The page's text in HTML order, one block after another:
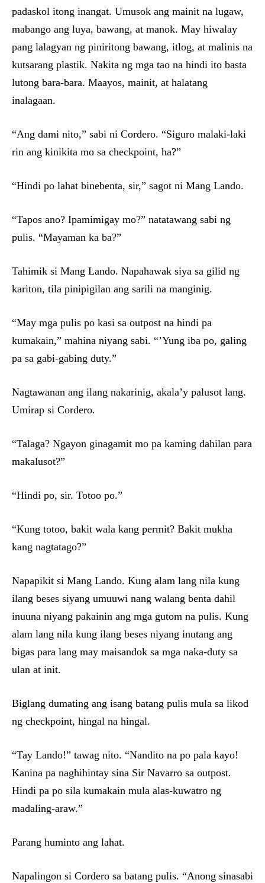
padaskol itong inangat. Umusok ang mainit na lugaw,
mabango ang luya, bawang, at manok. May hiwalay
pang lalagyan ng piniritong bawang, itlog, at malinis na
kutsarang plastik. Nakita ng mga tao na hindi ito basta
lutong bara-bara. Maayos, mainit, at halatang
inalagaan.
“Ang dami nito,” sabi ni Cordero. “Siguro malaki-laki
rin ang kinikita mo sa checkpoint, ha?”
“Hindi po lahat binebenta, sir,” sagot ni Mang Lando.
“Tapos ano? Ipamimigay mo?” natatawang sabi ng
pulis. “Mayaman ka ba?”
Tahimik si Mang Lando. Napahawak siya sa gilid ng
kariton, tila pinipigilan ang sarili na manginig.
“May mga pulis po kasi sa outpost na hindi pa
kumakain,” mahina niyang sabi. “’Yung iba po, galing
pa sa gabi-gabing duty.”
Nagtawanan ang ilang nakarinig, akala’y palusot lang.
Umirap si Cordero.
“Talaga? Ngayon ginagamit mo pa kaming dahilan para
makalusot?”
“Hindi po, sir. Totoo po.”
“Kung totoo, bakit wala kang permit? Bakit mukha
kang nagtatago?”
Napapikit si Mang Lando. Kung alam lang nila kung
ilang beses siyang umuuwi nang walang benta dahil
inuuna niyang pakainin ang mga gutom na pulis. Kung
alam lang nila kung ilang beses niyang inutang ang
bigas para lang may maisandok sa mga naka-duty sa
ulan at init.
Biglang dumating ang isang batang pulis mula sa likod
ng checkpoint, hingal na hingal.
“Tay Lando!” tawag nito. “Nandito na po pala kayo!
Kanina pa naghihintay sina Sir Navarro sa outpost.
Hindi pa po sila kumakain mula alas-kuwatro ng
madaling-araw.”
Parang huminto ang lahat.
Napalingon si Cordero sa batang pulis. “Anong sinasabi